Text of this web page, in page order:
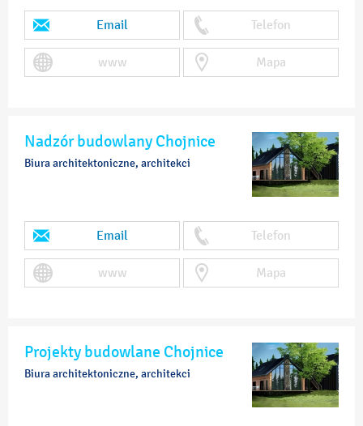
Email Telefon
www Mapa
Nadzór budowlany Chojnice
Biura architektoniczne, architekci
Email Telefon
www Mapa
Projekty budowlane Chojnice
Biura architektoniczne, architekci